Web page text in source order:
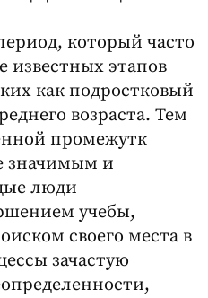
который часто
известных этапов
как подростковый
возраста. Тем
промежутк
значимым и
люди
учебы,
своего места в
зачастую